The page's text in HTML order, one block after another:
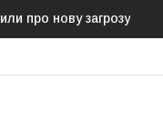
нову загрозуЕстонія